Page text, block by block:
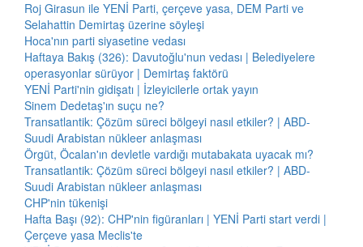
Roj Girasun ile YENİ Parti, çerçeve yasa, DEM Parti ve
Selahattin Demirtaş üzerine söyleşi
Hoca'nın parti siyasetine vedası
Haftaya Bakış (326): Davutoğlu'nun vedası | Belediyelere
operasyonlar sürüyor | Demirtaş faktörü
YENİ Parti'nin gidişatı | İzleyicilerle ortak yayın
Sinem Dedetaş'ın suçu ne?
Transatlantik: Çözüm süreci bölgeyi nasıl etkiler? | ABD-
Suudi Arabistan nükleer anlaşması
Örgüt, Öcalan'ın devletle vardığı mutabakata uyacak mı?
Transatlantik: Çözüm süreci bölgeyi nasıl etkiler? | ABD-
Suudi Arabistan nükleer anlaşması
CHP'nin tükenişi
Hafta Başı (92): CHP'nin figüranları | YENİ Parti start verdi |
Çerçeve yasa Meclis'te